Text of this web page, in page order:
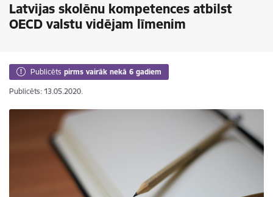
Latvijas skolēnu kompetences atbilst
OECD valstu vidējam līmenim
Publicēts pirms vairāk nekā 6 gadiem
Publicēts: 13.05.2020.